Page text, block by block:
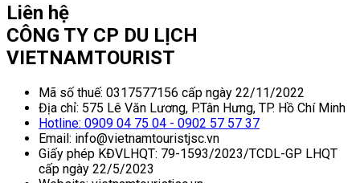
Liên hệ
CÔNG TY CP DU LỊCH
VIETNAMTOURIST
Mã số thuế: 0317577156 cấp ngày 22/11/2022
Địa chỉ: 575 Lê Văn Lương, P.Tân Hưng, TP. Hồ Chí Minh
Hotline: 0909 04 75 04 - 0902 57 57 37
Email: info@vietnamtouristjsc.vn
Giấy phép KĐVLHQT: 79-1593/2023/TCDL-GP LHQT
cấp ngày 22/5/2023